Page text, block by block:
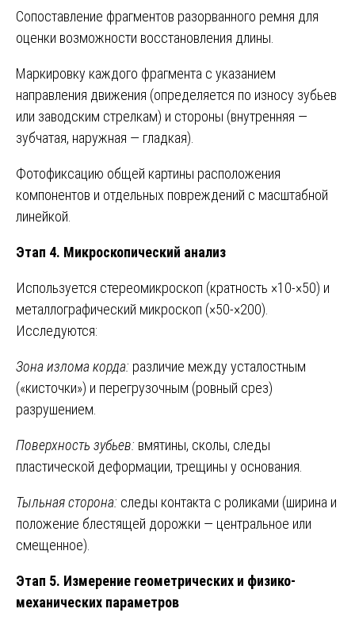
Сопоставление фрагментов разорванного ремня для
оценки возможности восстановления длины.
Маркировку каждого фрагмента с указанием
направления движения (определяется по износу зубьев
или заводским стрелкам) и стороны (внутренняя —
зубчатая, наружная — гладкая).
Фотофиксацию общей картины расположения
компонентов и отдельных повреждений с масштабной
линейкой.
Этап 4. Микроскопический анализ
Используется стереомикроскоп (кратность ×10-×50) и
металлографический микроскоп (×50-×200).
Исследуются:
Зона излома корда: различие между усталостным
(«кисточки») и перегрузочным (ровный срез)
разрушением.
Поверхность зубьев: вмятины, сколы, следы
пластической деформации, трещины у основания.
Тыльная сторона: следы контакта с роликами (ширина и
положение блестящей дорожки — центральное или
смещенное).
Этап 5. Измерение геометрических и физико-
механических параметров